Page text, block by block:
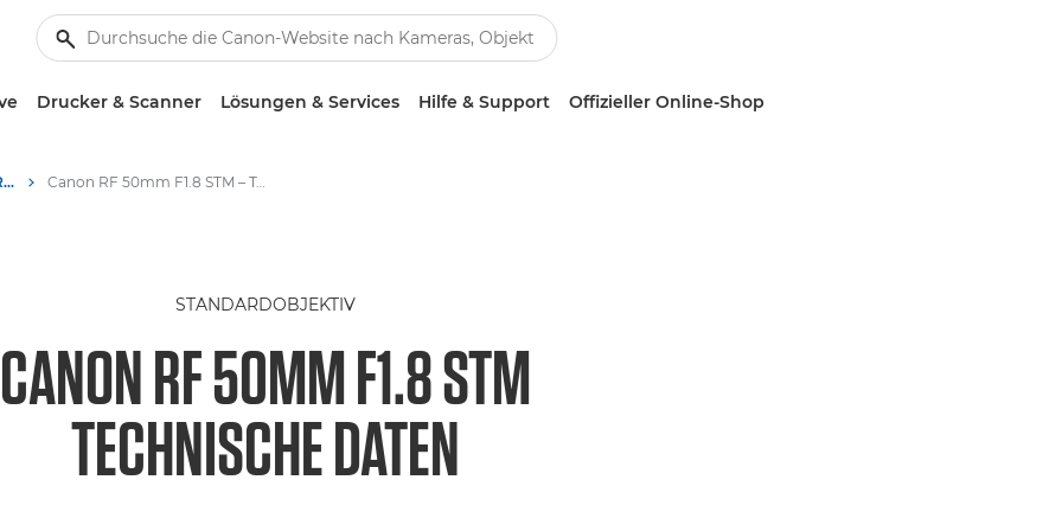
Drucker & Scanner Lösungen & Services Hilfe & Support Offizieller Online-Shop
Canon RF 50mm F1.8 STM - RF Objektive Canon RF 50mm F1.8 STM – Technische Daten
STANDARDOBJEKTIV
CANON RF 50MM F1.8 STM
TECHNISCHE DATEN